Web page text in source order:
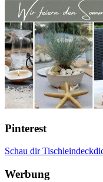
Pinterest
Schau dir
Werbung